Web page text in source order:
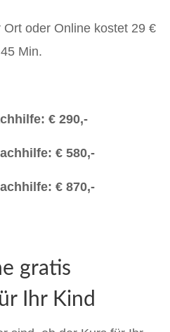
oder Online kostet 29 €
Min.
€ 290,-
€ 580,-
€ 870,-
gratis
Ihr Kind